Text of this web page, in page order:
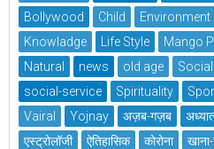
Bollywood
Child Environment
Knowladge
Life Style Mango
Natural
news old age
social-service
Spirituality
Vairal
Yojnay अज़ब-गज़ब
एस्ट्रोलॉजी
ऐतिहासिक कोरोना